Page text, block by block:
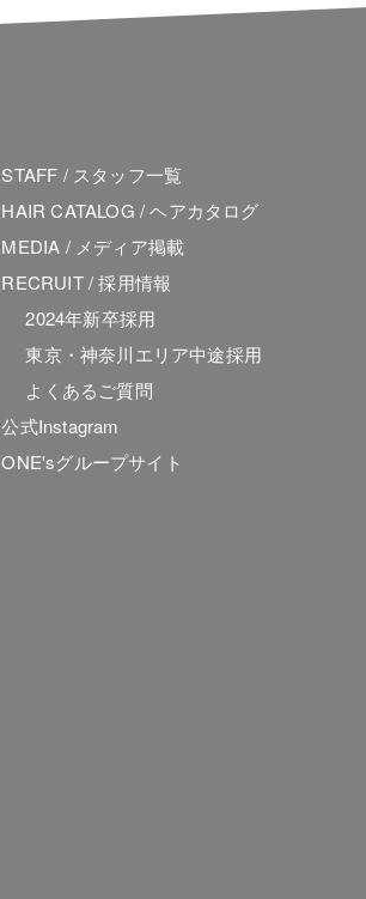
STAFF / スタッフ一覧
HAIR CATALOG / ヘアカタログ
MEDIA / メディア掲載
RECRUIT / 採用情報
2024年新卒採用
東京・神奈川エリア中途採用
よくあるご質問
公式Instagram
ONE'sグループサイト